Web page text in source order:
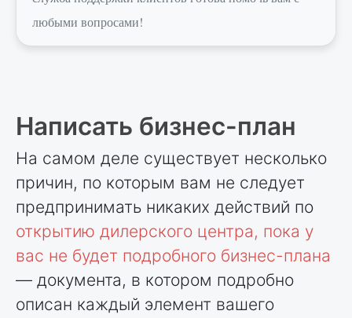
любыми вопросами!
Написать бизнес-план
На самом деле существует несколько
причин, по которым вам не следует
предпринимать никаких действий по
открытию дилерского центра, пока у
вас не будет подробного бизнес-плана
— документа, в котором подробно
описан каждый элемент вашего